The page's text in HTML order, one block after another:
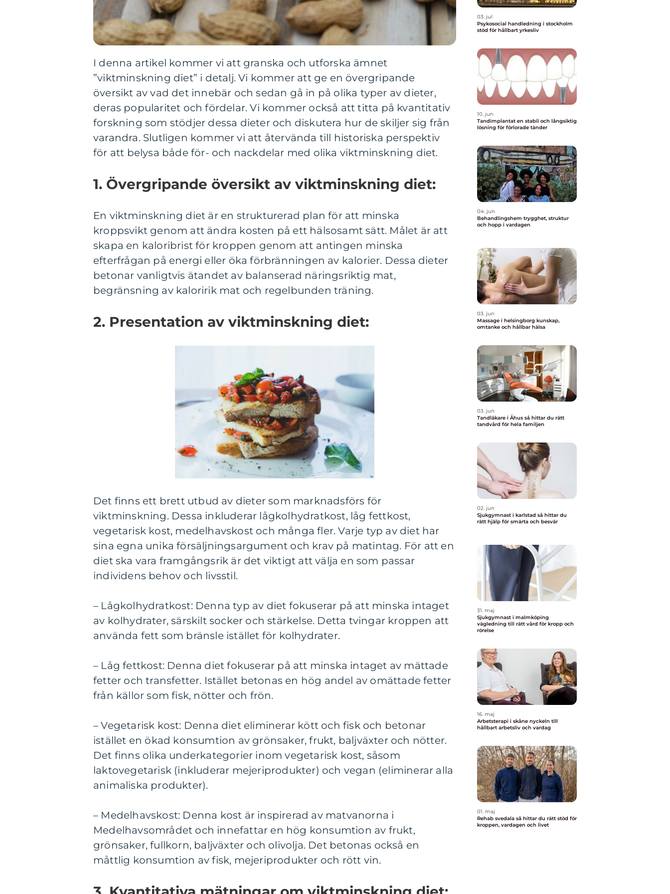
I denna artikel kommer vi att granska och utforska ämnet
”viktminskning diet” i detalj. Vi kommer att ge en övergripande
översikt av vad det innebär och sedan gå in på olika typer av dieter,
deras popularitet och fördelar. Vi kommer också att titta på kvantitativ
forskning som stödjer dessa dieter och diskutera hur de skiljer sig från
varandra. Slutligen kommer vi att återvända till historiska perspektiv
för att belysa både för- och nackdelar med olika viktminskning diet.
1. Övergripande översikt av viktminskning diet:
En viktminskning diet är en strukturerad plan för att minska
kroppsvikt genom att ändra kosten på ett hälsosamt sätt. Målet är att
skapa en kaloribrist för kroppen genom att antingen minska
efterfrågan på energi eller öka förbränningen av kalorier. Dessa dieter
betonar vanligtvis ätandet av balanserad näringsriktig mat,
begränsning av kaloririk mat och regelbunden träning.
2. Presentation av viktminskning diet:
Det finns ett brett utbud av dieter som marknadsförs för
viktminskning. Dessa inkluderar lågkolhydratkost, låg fettkost,
vegetarisk kost, medelhavskost och många fler. Varje typ av diet har
sina egna unika försäljningsargument och krav på matintag. För att en
diet ska vara framgångsrik är det viktigt att välja en som passar
individens behov och livsstil.
– Lågkolhydratkost: Denna typ av diet fokuserar på att minska intaget
av kolhydrater, särskilt socker och stärkelse. Detta tvingar kroppen att
använda fett som bränsle istället för kolhydrater.
– Låg fettkost: Denna diet fokuserar på att minska intaget av mättade
fetter och transfetter. Istället betonas en hög andel av omättade fetter
från källor som fisk, nötter och frön.
– Vegetarisk kost: Denna diet eliminerar kött och fisk och betonar
istället en ökad konsumtion av grönsaker, frukt, baljväxter och nötter.
Det finns olika underkategorier inom vegetarisk kost, såsom
laktovegetarisk (inkluderar mejeriprodukter) och vegan (eliminerar alla
animaliska produkter).
– Medelhavskost: Denna kost är inspirerad av matvanorna i
Medelhavsområdet och innefattar en hög konsumtion av frukt,
grönsaker, fullkorn, baljväxter och olivolja. Det betonas också en
måttlig konsumtion av fisk, mejeriprodukter och rött vin.
03. jul
Psykosocial handledning i stockholm
stöd för hållbart yrkesliv
10. jun
Tandimplantat en stabil och långsiktig
lösning för förlorade tänder
04. jun
Behandlingshem trygghet, struktur
och hopp i vardagen
03. jun
Massage i helsingborg kunskap,
omtanke och hållbar hälsa
03. jun
Tandläkare i Åhus så hittar du rätt
tandvård för hela familjen
02. jun
Sjukgymnast i karlstad så hittar du
rätt hjälp för smärta och besvär
31. maj
Sjukgymnast i malmköping
vägledning till rätt vård för kropp och
rörelse
16. maj
Arbetsterapi i skåne nyckeln till
hållbart arbetsliv och vardag
01. maj
Rehab svedala så hittar du rätt stöd för
kroppen, vardagen och livet